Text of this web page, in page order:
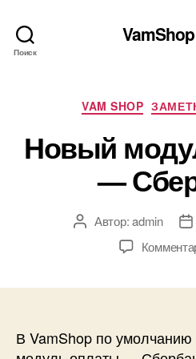
Поиск
VAM SHOP
Новый
—
АвторАвтор:admin
В VamShop по